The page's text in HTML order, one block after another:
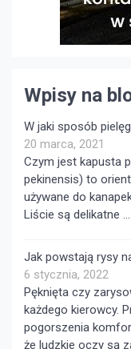
Wpisy na
W jaki sposób
20 marca, 2021
Czym jest kapusta
pekinensis) to
używane do
Liście są delikatne …
Jak powstają rysy
6 stycznia, 2022
Pęknięta czy
każdego kierowcy.
pogorszenia
że ludzkie oczy są